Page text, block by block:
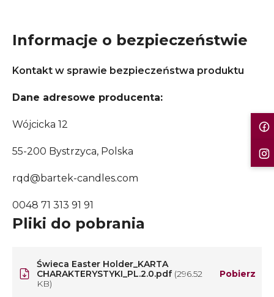
Informacje o bezpieczeństwie
Kontakt w sprawie bezpieczeństwa produktu
Dane adresowe producenta:
Wójcicka 12
55-200 Bystrzyca, Polska
rqd@bartek-candles.com
0048 71 313 91 91
Pliki do pobrania
Świeca Easter Holder_KARTA
CHARAKTERYSTYKI_PL.2.0.pdf (296.52
KB)
Pobierz